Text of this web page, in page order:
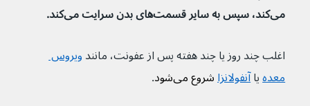
می‌کند، سپس به سایر قسمت‌های بدن سرایت می‌کند.
اغلب چند روز یا چند هفته پس از عفونت، مانند ویروس
معدهیا آنفولانزا شروع می‌شود .